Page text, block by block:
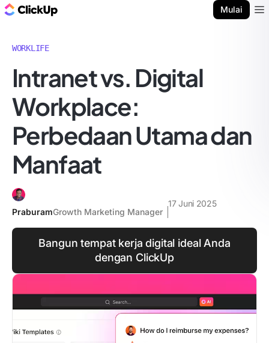
Mulai
WORKLIFE
Intranet vs. Digital
Workplace:
Perbedaan Utama dan
Manfaat
PraburamGrowth Marketing Manager
17 Juni 2025
Bangun tempat kerja digital ideal Anda
dengan ClickUp